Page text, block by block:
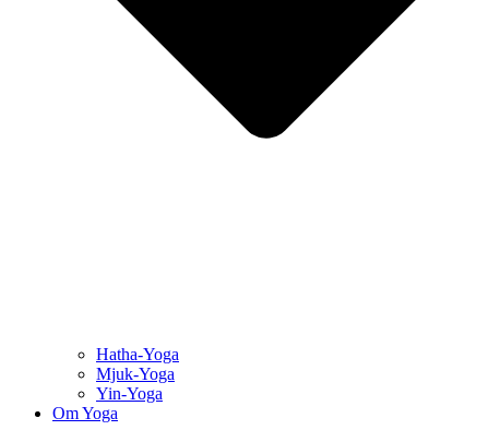
Hatha-Yoga
Mjuk-Yoga
Yin-Yoga
Om Yoga